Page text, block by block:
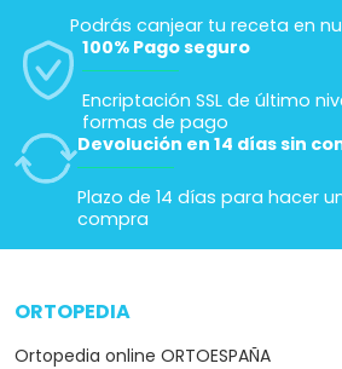
Podrás canjear tu receta en
100% Pago seguro
Encriptación SSL de último
formas de pago
Devolución en 14 días sin
Plazo de 14 días para hacer
compra
ORTOPEDIA
Ortopedia online ORTOESPAÑA